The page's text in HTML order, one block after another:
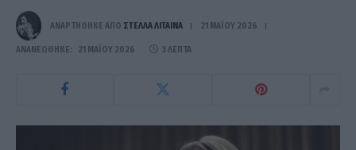
ΑΝΑΡΤΗΘΗΚΕ ΑΠΟ ΣΤΈΛΛΑ ΛΊΤΑΙΝΑ 21 ΜΑΪ́ΟΥ 2026
ΑΝΑΝΕΏΘΗΚΕ: 21 ΜΑΪ́ΟΥ 2026 3 ΛΕΠΤΆ